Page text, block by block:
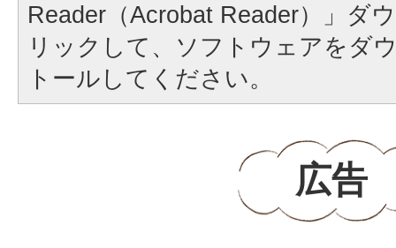
Reader（Acrobat Reader）」ダ
リックして、ソフトウェアをダ
トールしてください。
広告